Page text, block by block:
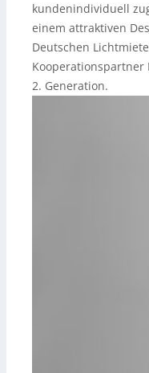
kundenindividuell
einem attraktiven
Deutschen
2. Generation.